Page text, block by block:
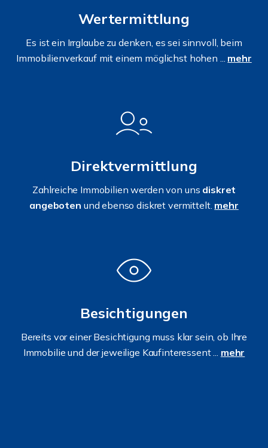
Wertermittlung
Es ist ein Irrglaube zu denken, es sei sinnvoll, beim
Immobilienverkauf mit einem möglichst hohen ... mehr
Direktvermittlung
Zahlreiche Immobilien werden von uns diskret
angeboten und ebenso diskret vermittelt. mehr
Besichtigungen
Bereits vor einer Besichtigung muss klar sein, ob Ihre
Immobilie und der jeweilige Kaufinteressent ... mehr